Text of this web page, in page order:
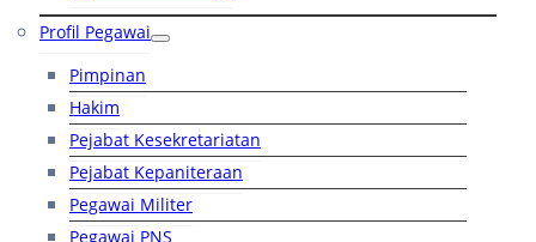
Profil Pegawai
Pimpinan
Hakim
Pejabat Kesekretariatan
Pejabat Kepaniteraan
Pegawai Militer
Pegawai PNS